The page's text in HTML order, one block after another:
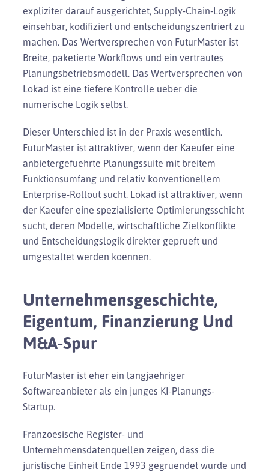
expliziter darauf ausgerichtet, Supply-Chain-Logik
einsehbar, kodifiziert und entscheidungszentriert zu
machen. Das Wertversprechen von FuturMaster ist
Breite, paketierte Workflows und ein vertrautes
Planungsbetriebsmodell. Das Wertversprechen von
Lokad ist eine tiefere Kontrolle ueber die
numerische Logik selbst.
Dieser Unterschied ist in der Praxis wesentlich.
FuturMaster ist attraktiver, wenn der Kaeufer eine
anbietergefuehrte Planungssuite mit breitem
Funktionsumfang und relativ konventionellem
Enterprise-Rollout sucht. Lokad ist attraktiver, wenn
der Kaeufer eine spezialisierte Optimierungsschicht
sucht, deren Modelle, wirtschaftliche Zielkonflikte
und Entscheidungslogik direkter geprueft und
umgestaltet werden koennen.
Unternehmensgeschichte,
Eigentum, Finanzierung Und
M&A-Spur
FuturMaster ist eher ein langjaehriger
Softwareanbieter als ein junges KI-Planungs-
Startup.
Franzoesische Register- und
Unternehmensdatenquellen zeigen, dass die
juristische Einheit Ende 1993 gegruendet wurde und